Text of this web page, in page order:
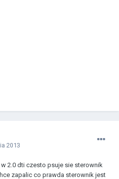
2013
2.0 dti czesto psuje sie sterownik
zapalic co prawda sterownik jest